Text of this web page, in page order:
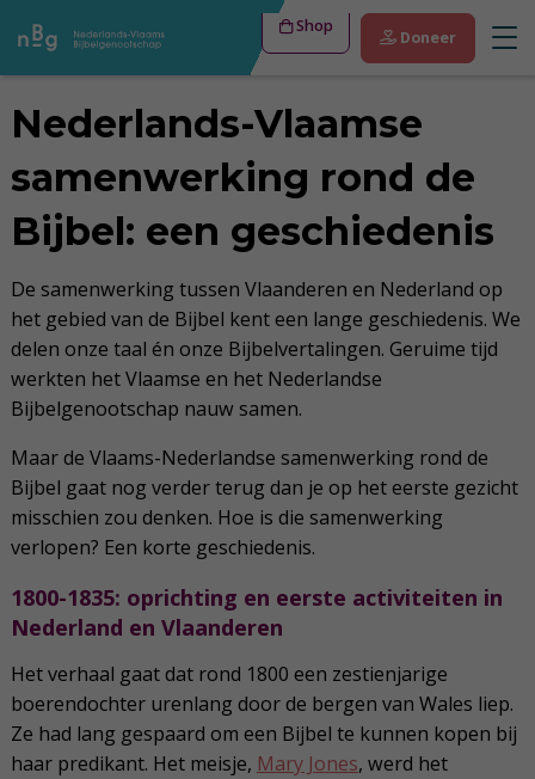
Shop
Doneer
Nederlands-Vlaamse
samenwerking rond de
Bijbel: een geschiedenis
De samenwerking tussen Vlaanderen en Nederland op
het gebied van de Bijbel kent een lange geschiedenis. We
delen onze taal én onze Bijbelvertalingen. Geruime tijd
werkten het Vlaamse en het Nederlandse
Bijbelgenootschap nauw samen.
Maar de Vlaams-Nederlandse samenwerking rond de
Bijbel gaat nog verder terug dan je op het eerste gezicht
misschien zou denken. Hoe is die samenwerking
verlopen? Een korte geschiedenis.
1800-1835: oprichting en eerste activiteiten in
Nederland en Vlaanderen
Het verhaal gaat dat rond 1800 een zestienjarige
boerendochter urenlang door de bergen van Wales liep.
Ze had lang gespaard om een Bijbel te kunnen kopen bij
haar predikant. Het meisje, Mary Jones, werd het